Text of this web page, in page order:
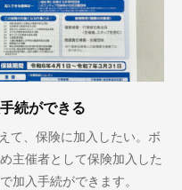
続ができる
て、保険に加入したい。ボ
主催者として保険加入した
加入手続ができます。